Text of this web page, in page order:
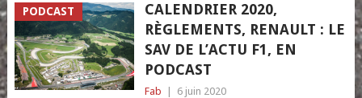
PODCAST
CALENDRIER 2020,
RÈGLEMENTS, RENAULT : LE
SAV DE L’ACTU F1, EN
PODCAST
Fab 6 juin 2020